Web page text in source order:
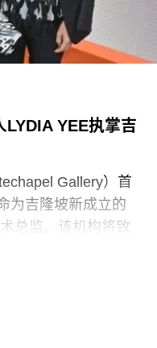
源为何。
国250周年之际未
人行道、步道及其
，以纠正博物馆内
公开评论。上周，
期间
YEE执掌吉
Gallery）首
为吉隆坡新成立的
总监。该机构将致
一座表演艺术剧场